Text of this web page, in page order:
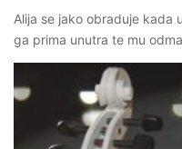
Alija se jako obraduje kada
ga prima unutra te mu